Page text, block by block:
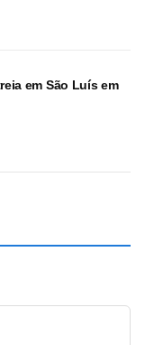
em São Luís em